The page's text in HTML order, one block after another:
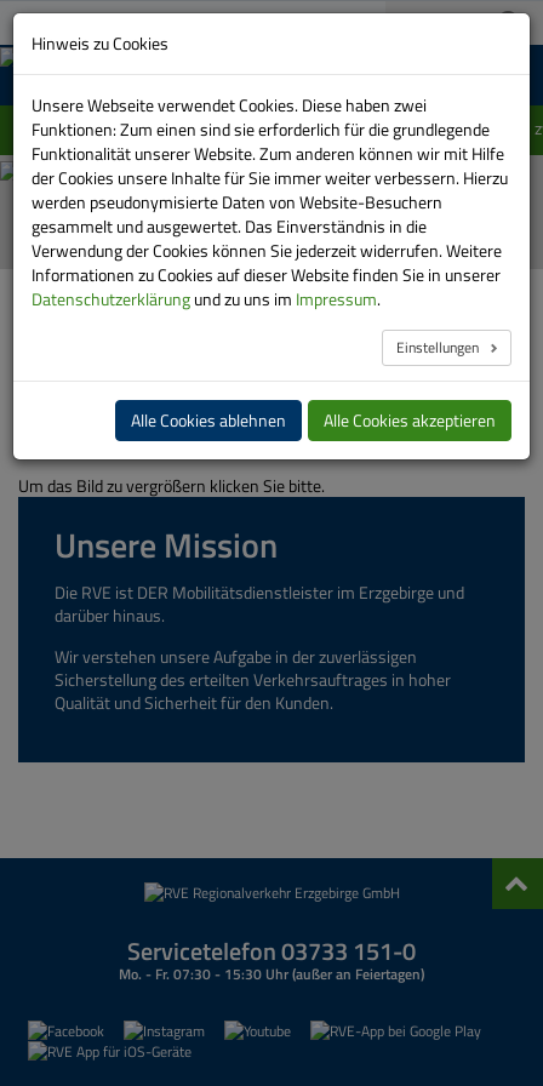
03733 151-0 A+
MENU
Einschränkung im Linienverlauf der Linie 415
Automatische
Bilder-
Show
stoppen
Unsere Mission
HOME DIE RVE DAS UNTERNEHMEN LEITBILD
Das Unternehmensleitbild der RVE
Um das Bild zu vergrößern klicken Sie bitte.
Unsere Mission
Die RVE ist DER Mobilitätsdienstleister im Erzgebirge und
darüber hinaus.
Wir verstehen unsere Aufgabe in der zuverlässigen
Sicherstellung des erteilten Verkehrsauftrages in hoher
Qualität und Sicherheit für den Kunden.
Servicetelefon 03733 151-0
Mo. - Fr. 07:30 - 15:30 Uhr (außer an Feiertagen)
oben
Hinweis zu Cookies
Unsere Webseite verwendet Cookies. Diese haben zwei
Funktionen: Zum einen sind sie erforderlich für die grundlegende
Funktionalität unserer Website. Zum anderen können wir mit Hilfe
der Cookies unsere Inhalte für Sie immer weiter verbessern. Hierzu
werden pseudonymisierte Daten von Website-Besuchern
gesammelt und ausgewertet. Das Einverständnis in die
Verwendung der Cookies können Sie jederzeit widerrufen. Weitere
Informationen zu Cookies auf dieser Website finden Sie in unserer
Datenschutzerklärungund zu uns im Impressum.
Einstellungen
Alle Cookies ablehnen Alle Cookies akzeptieren